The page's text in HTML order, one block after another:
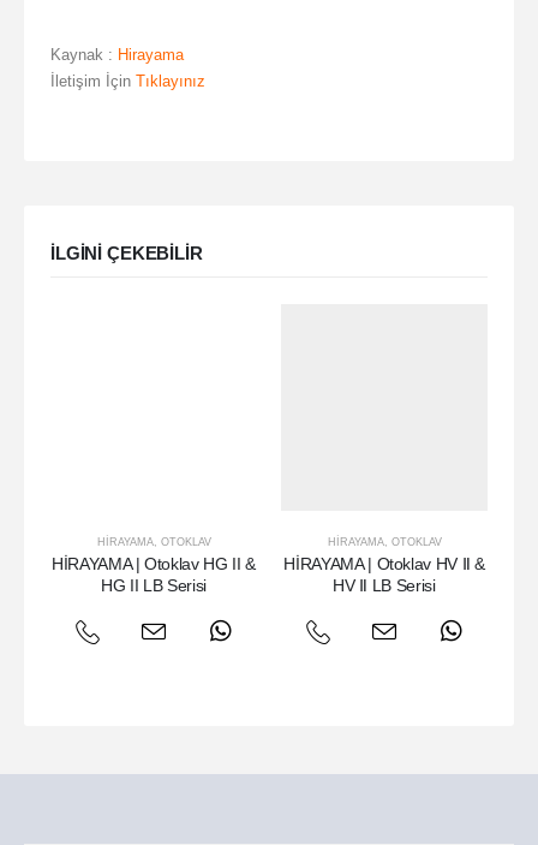
Kaynak : Hirayama
İletişim İçin Tıklayınız
ILGINI ÇEKEBILIR
HIRAYAMA, OTOKLAV
HİRAYAMA | Otoklav HG II &
HG II LB Serisi
HIRAYAMA, OTOKLAV
HİRAYAMA | Otoklav HV Ⅱ &
HV Ⅱ LB Serisi